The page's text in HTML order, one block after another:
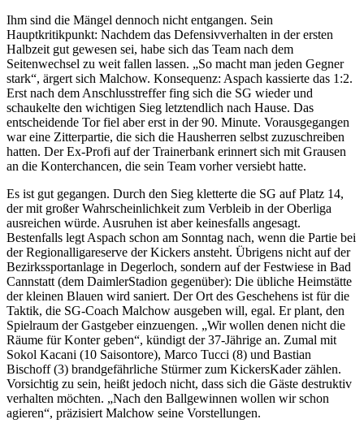
Ihm sind die Mängel dennoch nicht entgangen. Sein
Hauptkritikpunkt: Nachdem das Defensivverhalten in der ersten
Halbzeit gut gewesen sei, habe sich das Team nach dem
Seitenwechsel zu weit fallen lassen. „So macht man jeden Gegner
stark“, ärgert sich Malchow. Konsequenz: Aspach kassierte das 1:2.
Erst nach dem Anschlusstreffer fing sich die SG wieder und
schaukelte den wichtigen Sieg letztendlich nach Hause. Das
entscheidende Tor fiel aber erst in der 90. Minute. Vorausgegangen
war eine Zitterpartie, die sich die Hausherren selbst zuzuschreiben
hatten. Der Ex-Profi auf der Trainerbank erinnert sich mit Grausen
an die Konterchancen, die sein Team vorher versiebt hatte.
Es ist gut gegangen. Durch den Sieg kletterte die SG auf Platz 14,
der mit großer Wahrscheinlichkeit zum Verbleib in der Oberliga
ausreichen würde. Ausruhen ist aber keinesfalls angesagt.
Bestenfalls legt Aspach schon am Sonntag nach, wenn die Partie bei
der Regionalligareserve der Kickers ansteht. Übrigens nicht auf der
Bezirkssportanlage in Degerloch, sondern auf der Festwiese in Bad
Cannstatt (dem DaimlerStadion gegenüber): Die übliche Heimstätte
der kleinen Blauen wird saniert. Der Ort des Geschehens ist für die
Taktik, die SG-Coach Malchow ausgeben will, egal. Er plant, den
Spielraum der Gastgeber einzuengen. „Wir wollen denen nicht die
Räume für Konter geben“, kündigt der 37-Jährige an. Zumal mit
Sokol Kacani (10 Saisontore), Marco Tucci (8) und Bastian
Bischoff (3) brandgefährliche Stürmer zum KickersKader zählen.
Vorsichtig zu sein, heißt jedoch nicht, dass sich die Gäste destruktiv
verhalten möchten. „Nach den Ballgewinnen wollen wir schon
agieren“, präzisiert Malchow seine Vorstellungen.